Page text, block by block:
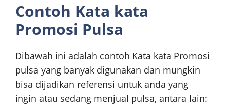
Contoh Kata kata
Promosi Pulsa
Dibawah ini adalah contoh Kata kata Promosi
pulsa yang banyak digunakan dan mungkin
bisa dijadikan referensi untuk anda yang
ingin atau sedang menjual pulsa, antara lain: